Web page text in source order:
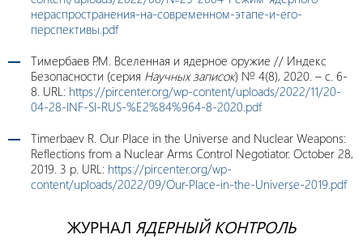
нераспространения-на-современном-этапе-и-его-
перспективы.pdf
Тимербаев Р.М. Вселенная и ядерное оружие // Индекс
Безопасности (серия Научных записок) № 4(8), 2020. – c. 6-
8. URL: https://pircenter.org/wp-content/uploads/2022/11/20-
04-28-INF-SI-RUS-%E2%84%964-8-2020.pdf
Timerbaev R. Our Place in the Universe and Nuclear Weapons:
Reflections from a Nuclear Arms Control Negotiator. October 28,
2019. 3 p. URL: https://pircenter.org/wp-
content/uploads/2022/09/Our-Place-in-the-Universe-2019.pdf
ЖУРНАЛ ЯДЕРНЫЙ КОНТРОЛЬ